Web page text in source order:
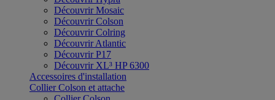
Découvrir Mosaic
Découvrir Colson
Découvrir Colring
Découvrir Atlantic
Découvrir P17
Découvrir XL³ HP 6300
Accessoires d'installation
Collier Colson et attache